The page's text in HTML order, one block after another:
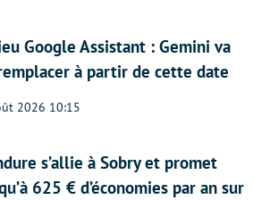
Google Assistant : Gemini va
à partir de cette date
2026 10:15
s’allie à Sobry et promet
625 € d’économies par an sur